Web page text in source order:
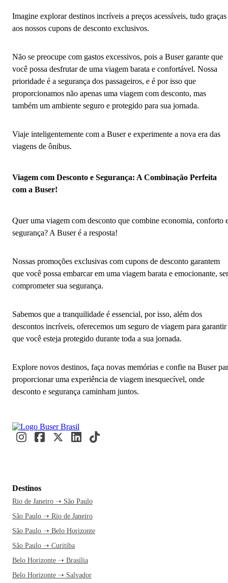
Imagine explorar destinos incríveis a preços acessíveis, tudo graças
aos nossos cupons de desconto exclusivos.
Não se preocupe com gastos excessivos, pois a Buser garante que
você possa desfrutar de uma viagem barata e confortável. Nossa
prioridade é a segurança dos passageiros, e é por isso que
proporcionamos não apenas uma viagem com desconto, mas
também um ambiente seguro e protegido para sua jornada.
Viaje inteligentemente com a Buser e experimente a nova era das
viagens de ônibus.
Viagem com Desconto e Segurança: A Combinação Perfeita
com a Buser!
Quer uma viagem com desconto que combine economia, conforto
segurança? A Buser é a resposta!
Nossas promoções exclusivas com cupons de desconto garantem
que você possa embarcar em uma viagem barata e emocionante,
comprometer sua segurança.
Sabemos que a tranquilidade é essencial, por isso, além dos
descontos incríveis, oferecemos um seguro de viagem para garantir
que você esteja protegido durante toda a sua jornada.
Explore novos destinos, faça novas memórias e confie na Buser
proporcionar uma experiência de viagem inesquecível, onde
desconto e segurança caminham juntos.
Destinos
Rio de Janeiro ➝ São Paulo
São Paulo ➝ Rio de Janeiro
São Paulo ➝ Belo Horizonte
São Paulo ➝ Curitiba
Belo Horizonte ➝ Brasília
Belo Horizonte ➝ Salvador